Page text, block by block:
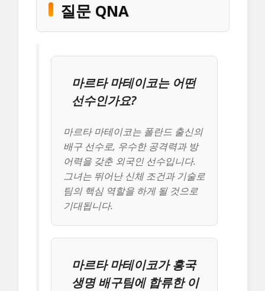
질문 QNA
마르타 마테이코는 어떤
선수인가요?
마르타 마테이코는 폴란드 출신의
배구 선수로, 우수한 공격력과 방
어력을 갖춘 외국인 선수입니다.
그녀는 뛰어난 신체 조건과 기술로
팀의 핵심 역할을 하게 될 것으로
기대됩니다.
마르타 마테이코가 흥국
생명 배구팀에 합류한 이